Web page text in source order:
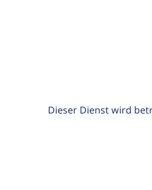
Dieser Dienst wird